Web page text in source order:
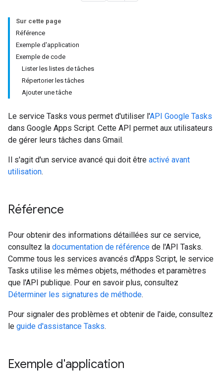
Sur cette page
Référence
Exemple d'application
Exemple de code
Lister les listes de tâches
Répertorier les tâches
Ajouter une tâche
Le service Tasks vous permet d'utiliser l'API Google Tasks
dans Google Apps Script. Cette API permet aux utilisateurs
de gérer leurs tâches dans Gmail.
Il s'agit d'un service avancé qui doit être activé avant
utilisation.
Référence
Pour obtenir des informations détaillées sur ce service,
consultez la documentation de référence de l'API Tasks.
Comme tous les services avancés d'Apps Script, le service
Tasks utilise les mêmes objets, méthodes et paramètres
que l'API publique. Pour en savoir plus, consultez
Déterminer les signatures de méthode.
Pour signaler des problèmes et obtenir de l'aide, consultez
le guide d'assistance Tasks.
Exemple d'application